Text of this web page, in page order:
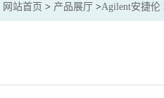
网站首页 > 产品展厅 >Agilent安捷伦